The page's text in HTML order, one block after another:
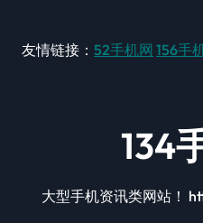
友情链接： 52手机网 156手
134
大型手机资讯类网站！